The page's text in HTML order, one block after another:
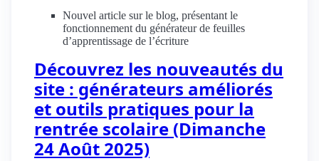
Nouvel article sur le blog, présentant le
fonctionnement du générateur de feuilles
d’apprentissage de l’écriture
Découvrez les nouveautés du
site : générateurs améliorés
et outils pratiques pour la
rentrée scolaire (Dimanche
24 Août 2025)